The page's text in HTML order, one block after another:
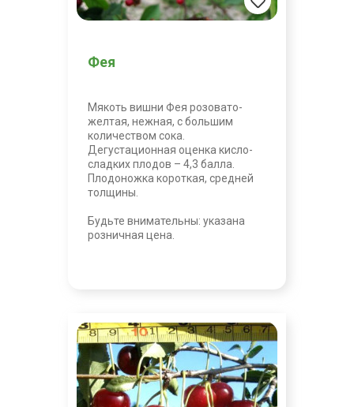
Фея
Мякоть вишни Фея розовато-
желтая, нежная, с большим
количеством сока.
Дегустационная оценка кисло-
сладких плодов – 4,3 балла.
Плодоножка короткая, средней
толщины.
Будьте внимательны: указана
розничная цена.